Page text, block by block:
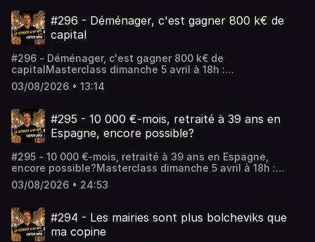
workshops : https://firefrance.substack.comHébergé par
Audiomeans. Visitez audiomeans.fr/politique-de-
confidentialite pour plus d'informations.
#296 - Déménager, c'est gagner 800 k€ de
capital
#296 - Déménager, c'est gagner 800 k€ de
capitalMasterclass dimanche 5 avril à 18h :
https://www.fireclub.training/
a09213a1-2Rejoindre le coaching :
workshops : https://firefrance.substack.comHébergé par
Audiomeans. Visitez audiomeans.fr/politique-de-
confidentialite pour plus d'informations.
03/08/2026 • 13:14
#295 - 10 000 €-mois, retraité à 39 ans en
Espagne, encore possible?
#295 - 10 000 €-mois, retraité à 39 ans en Espagne,
encore possible?Masterclass dimanche 5 avril à 18h :
https://www.fireclub.training/
a09213a1-2Rejoindre le coaching :
workshops : https://firefrance.substack.comHébergé par
Audiomeans. Visitez audiomeans.fr/politique-de-
confidentialite pour plus d'informations.
03/08/2026 • 24:53
#294 - Les mairies sont plus bolcheviks que
ma copine